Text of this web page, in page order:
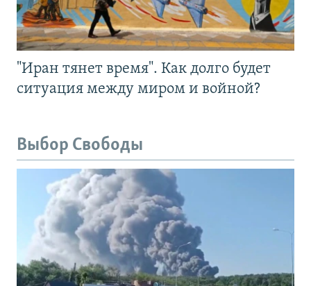
"Иран тянет время". Как долго будет
ситуация между миром и войной?
Выбор Свободы